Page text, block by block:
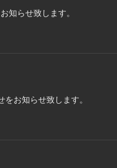
知らせ致します。
お知らせ致します。